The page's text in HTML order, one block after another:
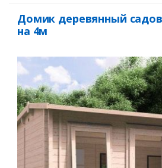
Домик деревянный
на 4м